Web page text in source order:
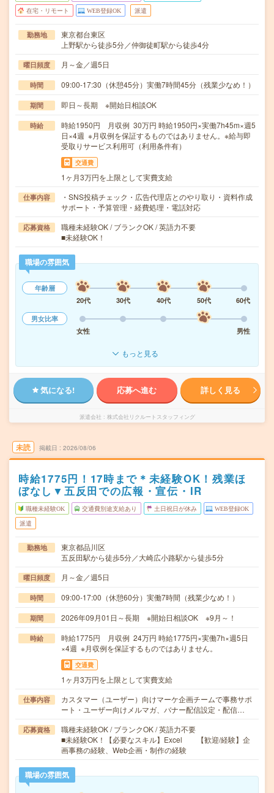
在宅・リモート WEB登録OK 派遣
勤務地
東京都台東区
上野駅から徒歩5分／仲御徒町駅から徒歩4分
曜日頻度 月～金／週5日
時間 09:00-17:30（休憩45分）実働7時間45分（残業少なめ！）
期間 即日～長期 ※開始日相談OK
時給
時給1950円 月収例 30万円 時給1950円×実働7h45m×週5
日×4週 ※月収例を保証するものではありません。※給与即
受取りサービス利用可（利用条件有）
交通費
1ヶ月3万円を上限として実費支給
仕事内容
・SNS投稿チェック・広告代理店とのやり取り・資料作成
サポート・予算管理・経費処理・電話対応
応募資格
職種未経験OK / ブランクOK / 英語力不要
■未経験OK！
職場の雰囲気
年齢層
20代
30代 40代 50代
60代
男女比率
女性
男性
もっと見る
気になる! 応募へ進む 詳しく見る
派遣会社 株式会社リクルートスタッフィング
未読 掲載日 2026/08/06
時給1775円！17時まで＊未経験OK！残業ほ
ぼなし▼五反田での広報・宣伝・IR
職種未経験OK 交通費別途支給あり 土日祝日が休み WEB登録OK
派遣
勤務地
東京都品川区
五反田駅から徒歩5分／大崎広小路駅から徒歩5分
曜日頻度 月～金／週5日
時間 09:00-17:00（休憩60分）実働7時間（残業少なめ！）
期間 2026年09月01日～長期 ※開始日相談OK ※9月～！
時給
時給1775円 月収例 24万円 時給1775円×実働7h×週5日
×4週 ※月収例を保証するものではありません。
交通費
1ヶ月3万円を上限として実費支給
仕事内容
カスタマー（ユーザー）向けマーケ企画チームで事務サポ
ート・ユーザー向けメルマガ、バナー配信設定・配信…
応募資格
職種未経験OK / ブランクOK / 英語力不要
■未経験OK！【必要なスキル】Excel 【歓迎/経験】企
画事務の経験、Web企画・制作の経験
職場の雰囲気